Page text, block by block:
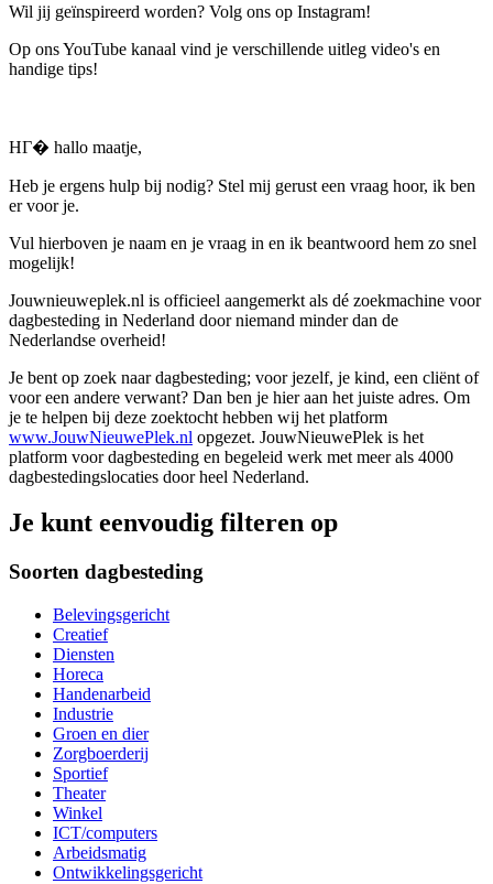
Wil jij geïnspireerd worden? Volg ons op Instagram!
Op ons YouTube kanaal vind je verschillende uitleg video's en
handige tips!
HГ� hallo maatje,
Heb je ergens hulp bij nodig? Stel mij gerust een vraag hoor, ik ben
er voor je.
Vul hierboven je naam en je vraag in en ik beantwoord hem zo snel
mogelijk!
Jouwnieuweplek.nl is officieel aangemerkt als dé zoekmachine voor
dagbesteding in Nederland door niemand minder dan de
Nederlandse overheid!
Je bent op zoek naar dagbesteding; voor jezelf, je kind, een cliënt of
voor een andere verwant? Dan ben je hier aan het juiste adres. Om
je te helpen bij deze zoektocht hebben wij het platform
www.JouwNieuwePlek.nl opgezet. JouwNieuwePlek is het
platform voor dagbesteding en begeleid werk met meer als 4000
dagbestedingslocaties door heel Nederland.
Je kunt eenvoudig filteren op
Soorten dagbesteding
Belevingsgericht
Creatief
Diensten
Horeca
Handenarbeid
Industrie
Groen en dier
Zorgboerderij
Sportief
Theater
Winkel
ICT/computers
Arbeidsmatig
Ontwikkelingsgericht